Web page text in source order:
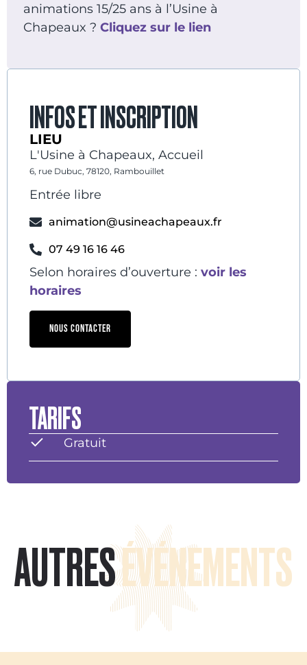
animations 15/25 ans à l’Usine à
Chapeaux ? Cliquez sur le lien
INFOS ET INSCRIPTION
LIEU
L'Usine à Chapeaux, Accueil
6, rue Dubuc, 78120, Rambouillet
Entrée libre
animation@usineachapeaux.fr
07 49 16 16 46
Selon horaires d’ouverture : voir les
horaires
NOUS CONTACTER
TARIFS
Gratuit
AUTRESÉVÉNEMENTS